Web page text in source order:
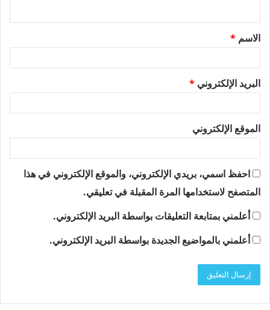
ق
*
الاسم *
البريد الإلكتروني *
الموقع الإلكتروني
احفظ اسمي، بريدي الإلكتروني، والموقع الإلكتروني في هذا
المتصفح لاستخدامها المرة المقبلة في تعليقي.
أعلمني بمتابعة التعليقات بواسطة البريد الإلكتروني.
أعلمني بالمواضيع الجديدة بواسطة البريد الإلكتروني.